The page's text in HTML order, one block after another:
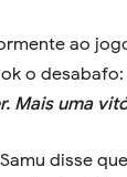
ao
o desabafo:
Mais uma
disse